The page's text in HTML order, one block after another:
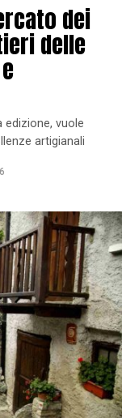
dei
delle
edizione, vuole
artigianali